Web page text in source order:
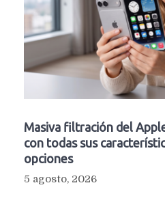
Masiva filtración del
con todas sus
opciones
5 agosto, 2026